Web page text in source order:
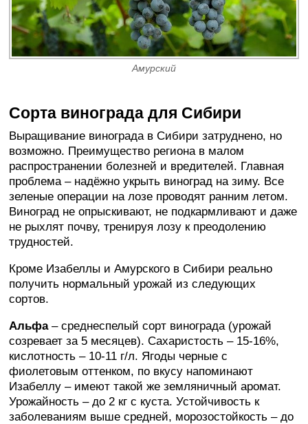
Амурский
Сорта винограда для Сибири
Выращивание винограда в Сибири затруднено, но
возможно. Преимущество региона в малом
распространении болезней и вредителей. Главная
проблема – надёжно укрыть виноград на зиму. Все
зеленые операции на лозе проводят ранним летом.
Виноград не опрыскивают, не подкармливают и даже
не рыхлят почву, тренируя лозу к преодолению
трудностей.
Кроме Изабеллы и Амурского в Сибири реально
получить нормальный урожай из следующих
сортов.
Альфа– среднеспелый сорт винограда (урожай
созревает за 5 месяцев). Сахаристость – 15-16%,
кислотность – 10-11 г/л. Ягоды черные с
фиолетовым оттенком, по вкусу напоминают
Изабеллу – имеют такой же земляничный аромат.
Урожайность – до 2 кг с куста. Устойчивость к
заболеваниям выше средней, морозостойкость – до